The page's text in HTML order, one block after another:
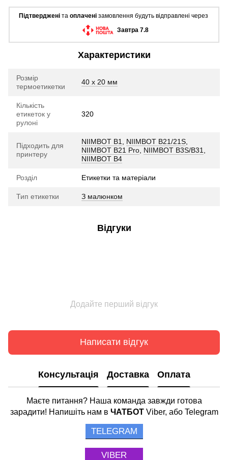
Підтверджені та оплаченізамовлення будуть відправлені через
Завтра 7.8
Характеристики
Розмір
термоетикетки
40 х 20 мм
Кількість
етикеток у
рулоні
320
Підходить для
принтеру
NIIMBOT B1 NIIMBOT B21/21S
NIIMBOT B21 Pro NIIMBOT B3S/B31
NIIMBOT B4
Розділ Етикетки та матеріали
Тип етикетки З малюнком
Відгуки
Додайте перший відгук
Написати відгук
Консультація Доставка Оплата
Маєте питання? Наша команда завжди готова
зарадити! Напишіть нам в ЧАТБОТViber, або Telegram
TELEGRAM
VIBER